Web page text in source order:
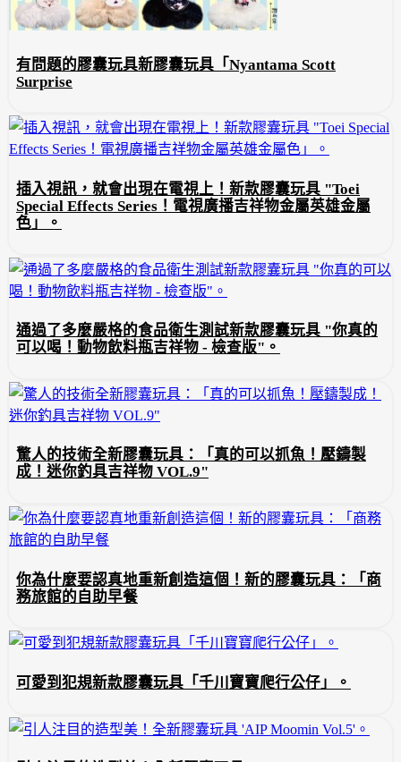
有問題的膠囊玩具新膠囊玩具「Nyantama Scott
Surprise
插入視訊，就會出現在電視上！新款膠囊玩具 "Toei
Special Effects Series！電視廣播吉祥物金屬英雄金屬
色」。
通過了多麼嚴格的食品衛生測試新款膠囊玩具 "你真的
可以喝！動物飲料瓶吉祥物 - 檢查版"。
驚人的技術全新膠囊玩具：「真的可以抓魚！壓鑄製
成！迷你釣具吉祥物 VOL.9"
你為什麼要認真地重新創造這個！新的膠囊玩具：「商
務旅館的自助早餐
可愛到犯規新款膠囊玩具「千川寶寶爬行公仔」。